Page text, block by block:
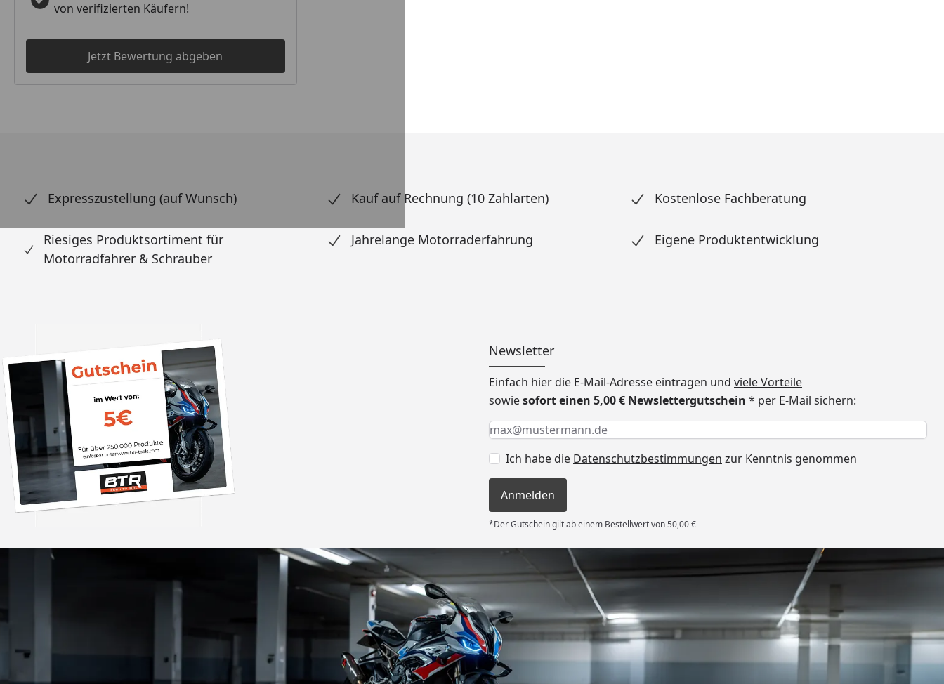
von verifizierten Käufern!
Jetzt Bewertung abgeben
Expresszustellung (auf Wunsch) Kauf auf Rechnung (10 Zahlarten) Kostenlose Fachberatung
Riesiges Produktsortiment für
Motorradfahrer & Schrauber
Jahrelange Motorraderfahrung Eigene Produktentwicklung
Newsletter
Einfach hier die E-Mail-Adresse eintragen und viele Vorteile
sowiesofort einen 5,00 € Newslettergutschein * per E-Mail sichern:
Keine Eingabe erforderlich
Eingabe erforderlich
E-Mail *
Ich habe die Datenschutzbestimmungen zur Kenntnis genommen
Anmelden
*Der Gutschein gilt ab einem Bestellwert von 50,00 €
„Die Abwicklung eines Auftrages
bzw. Bestellung läuft angemessen
schnell ab. Als Firma braucht man
verlässliche Partner und das habe
ich hier gefunden.“
Versand